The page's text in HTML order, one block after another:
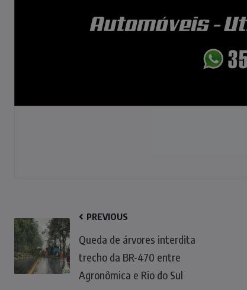
PREVIOUS
Queda de árvores interdita
trecho da BR-470 entre
Agronômica e Rio do Sul